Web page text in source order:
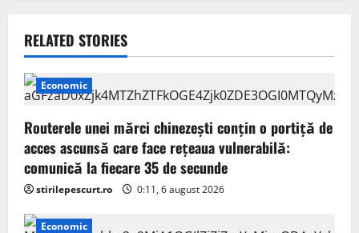
v
i
g
a
t
i
RELATED STORIES
Economic
Routerele unei mărci chinezești conțin o portiță de
acces ascunsă care face rețeaua vulnerabilă:
comunică la fiecare 35 de secunde
stirilepescurt.ro 0:11, 6 august 2026
Economic